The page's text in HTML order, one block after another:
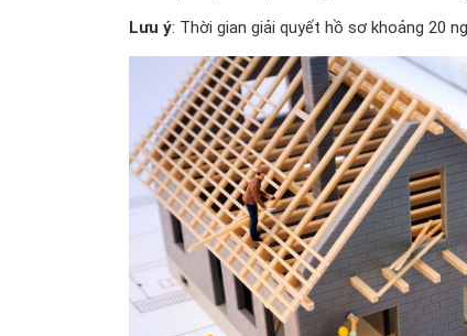
Lưu ý: Thời gian giải quyết hồ sơ khoảng 20